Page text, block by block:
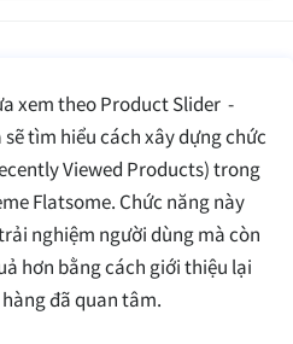
xem theo Product Slider -
tìm hiểu cách xây dựng chức
Viewed Products) trong
Flatsome. Chức năng này
nghiệm người dùng mà còn
hơn bằng cách giới thiệu lại
đã quan tâm.